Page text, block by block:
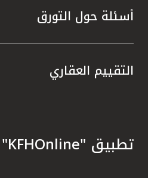
أسئلة حول التورق
التقييم العقاري
تطبيق "KFHOnline" للهواتف الذكية